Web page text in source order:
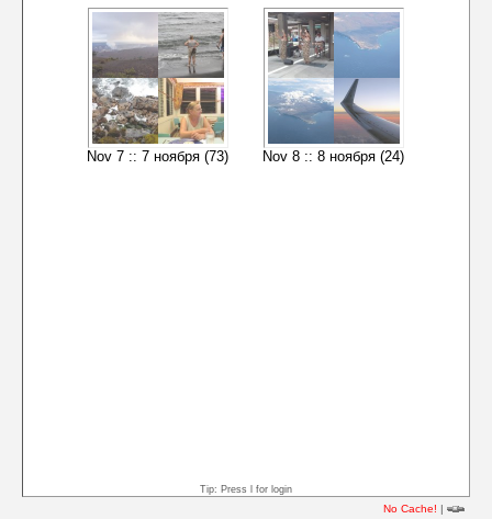
Nov 7 :: 7 ноября (73) Nov 8 :: 8 ноября (24)
Tip: Press l for login
No Cache! |